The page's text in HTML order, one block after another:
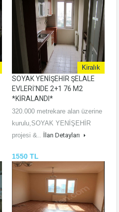
Kiralık
SOYAK YENİŞEHİR ŞELALE
EVLERİ'NDE 2+1 76 M2
*KİRALANDI*
320.000 metrekare alan üzerine
kurulu,SOYAK YENİŞEHİR
projesi &.. İlan Detayları
1550 TL